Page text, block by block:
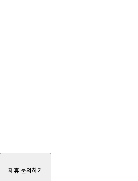
제휴 문의하기